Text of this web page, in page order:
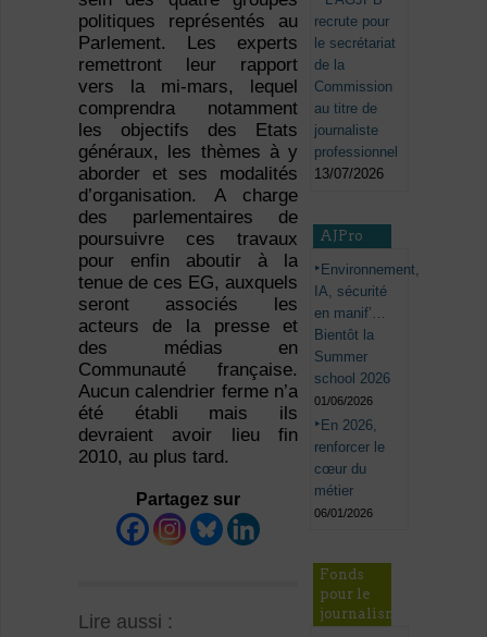
politiques représentés au
Parlement. Les experts
remettront leur rapport
vers la mi-mars, lequel
comprendra notamment
les objectifs des Etats
généraux, les thèmes à y
aborder et ses modalités
d’organisation. A charge
des parlementaires de
poursuivre ces travaux
pour enfin aboutir à la
tenue de ces EG, auxquels
seront associés les
acteurs de la presse et
des médias en
Communauté française.
Aucun calendrier ferme n’a
été établi mais ils
devraient avoir lieu fin
2010, au plus tard.
Partagez sur
Lire aussi :
recrute pour
le secrétariat
de la
Commission
au titre de
journaliste
professionnel
13/07/2026
AJPro
Environnement,
IA, sécurité
en manif’…
Bientôt la
Summer
school 2026
01/06/2026
En 2026,
renforcer le
cœur du
métier
06/01/2026
Fonds
pour le
journalisme